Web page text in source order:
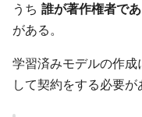
うち 誰が著作権者で
がある。
学習済みモデルの作
して契約をする必要が